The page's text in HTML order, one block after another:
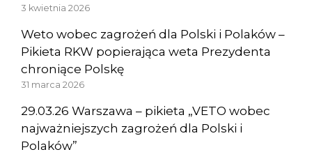
3 kwietnia 2026
Weto wobec zagrożeń dla Polski i Polaków –
Pikieta RKW popierająca weta Prezydenta
chroniące Polskę
31 marca 2026
29.03.26 Warszawa – pikieta „VETO wobec
najważniejszych zagrożeń dla Polski i
Polaków”